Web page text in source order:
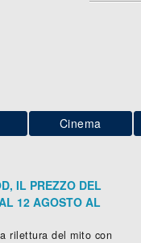
Cinema
IL PREZZO DEL
12 AGOSTO AL
rilettura del mito con